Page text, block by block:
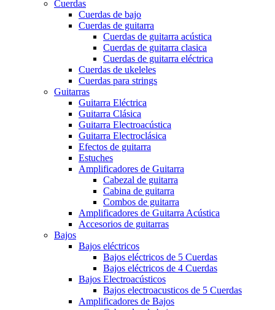
Cuerdas
Cuerdas de bajo
Cuerdas de guitarra
Cuerdas de guitarra acústica
Cuerdas de guitarra clasica
Cuerdas de guitarra eléctrica
Cuerdas de ukeleles
Cuerdas para strings
Guitarras
Guitarra Eléctrica
Guitarra Clásica
Guitarra Electroacústica
Guitarra Electroclásica
Efectos de guitarra
Estuches
Amplificadores de Guitarra
Cabezal de guitarra
Cabina de guitarra
Combos de guitarra
Amplificadores de Guitarra Acústica
Accesorios de guitarras
Bajos
Bajos eléctricos
Bajos eléctricos de 5 Cuerdas
Bajos eléctricos de 4 Cuerdas
Bajos Electroacústicos
Bajos electroacusticos de 5 Cuerdas
Amplificadores de Bajos